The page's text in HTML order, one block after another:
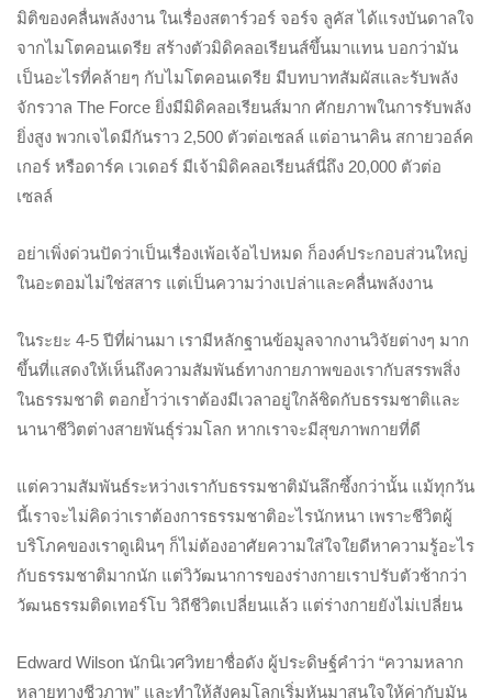
มิติของคลื่นพลังงาน ในเรื่องสตาร์วอร์ จอร์จ ลูคัส ได้แรงบันดาลใจ
จากไมโตคอนเดรีย สร้างตัวมิดิคลอเรียนส์ขึ้นมาแทน บอกว่ามัน
เป็นอะไรที่คล้ายๆ กับไมโตคอนเดรีย มีบทบาทสัมผัสและรับพลัง
จักรวาล The Force ยิ่งมีมิดิคลอเรียนส์มาก ศักยภาพในการรับพลัง
ยิ่งสูง พวกเจไดมีกันราว 2,500 ตัวต่อเซลล์ แต่อานาคิน สกายวอล์ค
เกอร์ หรือดาร์ค เวเดอร์ มีเจ้ามิดิคลอเรียนส์นี่ถึง 20,000 ตัวต่อ
เซลล์
อย่าเพิ่งด่วนปัดว่าเป็นเรื่องเพ้อเจ้อไปหมด ก็องค์ประกอบส่วนใหญ่
ในอะตอมไม่ใช่สสาร แต่เป็นความว่างเปล่าและคลื่นพลังงาน
ในระยะ 4-5 ปีที่ผ่านมา เรามีหลักฐานข้อมูลจากงานวิจัยต่างๆ มาก
ขึ้นที่แสดงให้เห็นถึงความสัมพันธ์ทางกายภาพของเรากับสรรพสิ่ง
ในธรรมชาติ ตอกย้ำว่าเราต้องมีเวลาอยู่ใกล้ชิดกับธรรมชาติและ
นานาชีวิตต่างสายพันธุ์ร่วมโลก หากเราจะมีสุขภาพกายที่ดี
แต่ความสัมพันธ์ระหว่างเรากับธรรมชาติมันลึกซึ้งกว่านั้น แม้ทุกวัน
นี้เราจะไม่คิดว่าเราต้องการธรรมชาติอะไรนักหนา เพราะชีวิตผู้
บริโภคของเราดูเผินๆ ก็ไม่ต้องอาศัยความใส่ใจใยดีหาความรู้อะไร
กับธรรมชาติมากนัก แต่วิวัฒนาการของร่างกายเราปรับตัวช้ากว่า
วัฒนธรรมติดเทอร์โบ วิถีชีวิตเปลี่ยนแล้ว แต่ร่างกายยังไม่เปลี่ยน
Edward Wilson นักนิเวศวิทยาชื่อดัง ผู้ประดิษฐ์คำว่า “ความหลาก
หลายทางชีวภาพ” และทำให้สังคมโลกเริ่มหันมาสนใจให้ค่ากับมัน